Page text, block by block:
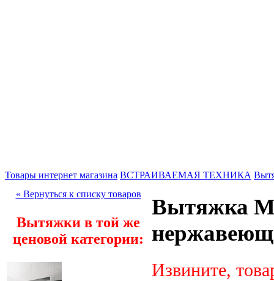
Товары интернет магазина ВСТРАИВАЕМАЯ ТЕХНИКА
« Вернуться к списку товаров
Вытяжки в той же
ценовой категории:
Вытяжка
Извините,